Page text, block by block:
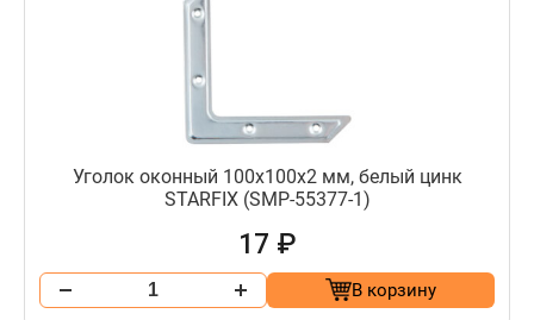
Уголок оконный 100х100x2 мм, белый цинк
STARFIX (SMP-55377-1)
17 ₽
В корзину